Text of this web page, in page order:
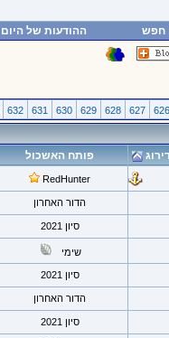
חפש ההודעות של היום
627
628
629
630
631
632
פותח האשכול
RedHunter
הדור האחרון
סיון 2021
שימי
סיון 2021
הדור האחרון
סיון 2021